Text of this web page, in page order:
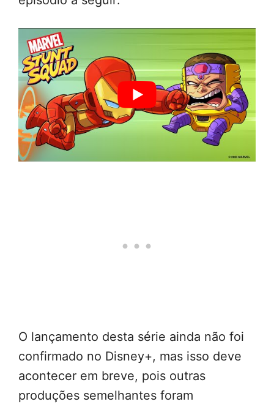
O lançamento desta série ainda não foi
confirmado no Disney+, mas isso deve
acontecer em breve, pois outras
produções semelhantes foram